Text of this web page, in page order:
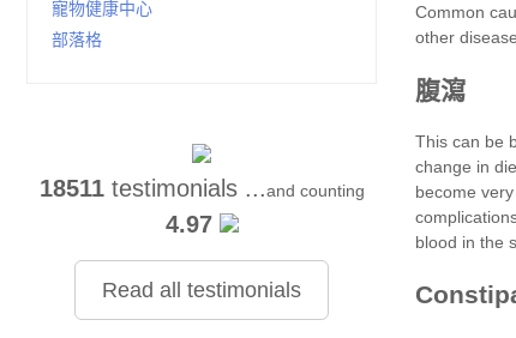
寵物健康中心
部落格
18511testimonials ...and counting
4.97
Read all testimonials